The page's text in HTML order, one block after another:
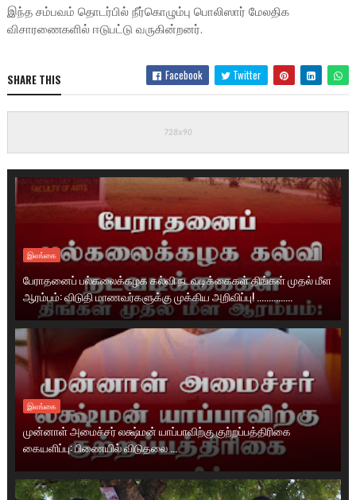
இந்த சம்பவம் தொடர்பில் நீர்கொழும்பு பொலிஸார் மேலதிக
விசாரணைகளில் ஈடுபட்டு வருகின்றனர்.
SHARE THIS Facebook Twitter
இலங்கை
பேராதனைப் பல்கலைக்கழக கல்வி நடவடிக்கைகள் திங்கள் முதல் மீள
ஆரம்பம்: விடுதி மாணவர்களுக்கு முக்கிய அறிவிப்பு! ...............
இலங்கை
முன்னாள் அமைச்சர் லக்ஷ்மன் யாப்பாவிற்கு குற்றப்பத்திரிகை
கையளிப்பு: பிணையில் விடுதலை ...